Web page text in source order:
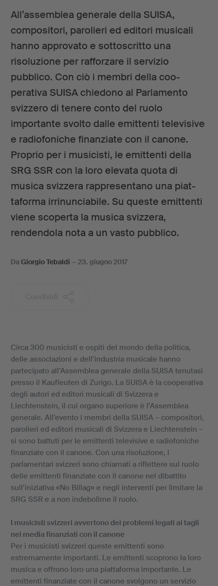
All’assemblea generale della SUISA,
compositori, parolieri ed editori musicali
hanno approvato e sottoscritto una
risoluzione per rafforzare il servizio
pubblico. Con ciò i membri della coo-
perativa SUISA chiedono al Parlamento
svizzero di tenere conto del ruolo
importante svolto dalle emittenti televisive
e radiofoniche finanziate con il canone.
Proprio per i musicisti, le emittenti della
SRG SSR con la loro elevata quota di
musica svizzera rappresentano una piat-
taforma irrinunciabile. Su queste emittenti
viene scoperta la musica svizzera,
rendendola nota a un vasto pubblico.
DaGiorgio Tebaldi —23. giugno 2017
Circa 300 musicisti e ospiti del mondo della politica,
delle associazioni e dell’industria musicale hanno
partecipato all’Assemblea generale della SUISA tenutasi
presso il Kaufleuten di Zurigo. La SUISA è la cooperativa
degli autori ed editori musicali di Svizzera e
Liechtenstein, il cui organo superiore è l’Assemblea
generale. All’evento i membri della SUISA – compositori,
parolieri ed editori musicali di Svizzera e Liechtenstein –
si sono battuti per le emittenti televisive e radiofoniche
finanziate con il canone. Con una risoluzione, i
parlamentari svizzeri sono chiamati a riflettere sul ruolo
delle emittenti finanziate con il canone nel dibattito
sull’iniziativa «No Billag» e negli interventi per limitare la
SRG SSR e a non indebolirne il ruolo.
I musicisti svizzeri avvertono dei problemi legati ai tagli
nei media finanziati con il canone
Per i musicisti svizzeri queste emittenti sono
estremamente importanti. Le emittenti scoprono la loro
musica e offrono loro una piattaforma importante. Le
emittenti finanziate con il canone svolgono un servizio